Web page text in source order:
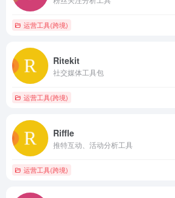
运营工具(跨境)
Ritekit
社交媒体工具包
运营工具(跨境)
Riffle
推特互动、活动分析工具
运营工具(跨境)